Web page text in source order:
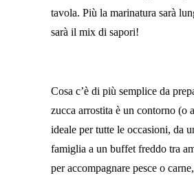
tavola. Più la marinatura sarà
sarà il mix di sapori!
Cosa c’è di più semplice da
zucca arrostita è un contorno (o
ideale per tutte le occasioni, da
famiglia a un buffet freddo tra
per accompagnare pesce o